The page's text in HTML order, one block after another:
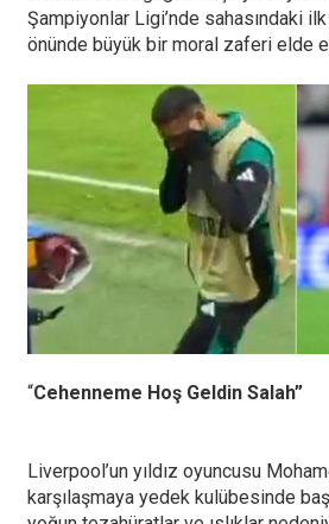
Şampiyonlar Ligi’nde sahasındaki ilk
önünde büyük bir moral zaferi elde
“Cehenneme Hoş Geldin Salah”
Liverpool’un yıldız oyuncusu
karşılaşmaya yedek kulübesinde